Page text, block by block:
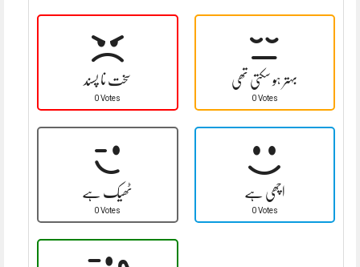
سخت نا پسند
0 Votes
بہتر ہو سکتی تھی
0 Votes
ٹھیک ہے
0 Votes
اچھی ہے
0 Votes